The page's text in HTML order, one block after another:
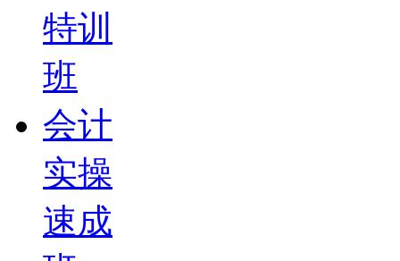
特训
班
会计
实操
速成